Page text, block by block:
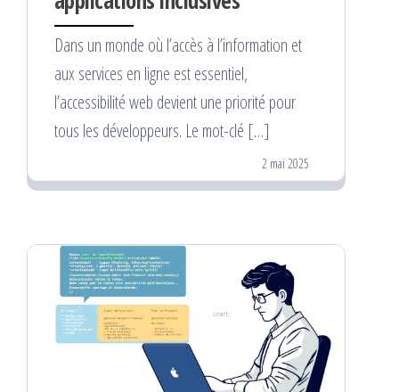
Dans un monde où l’accès à l’information et
aux services en ligne est essentiel,
l’accessibilité web devient une priorité pour
tous les développeurs. Le mot-clé […]
2 mai 2025